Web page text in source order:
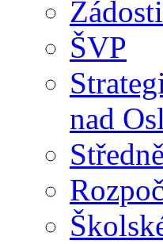
ŠVP
nad